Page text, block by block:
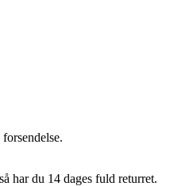
har du 14 dages fuld returret.